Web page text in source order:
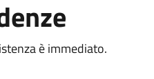
è immediato.